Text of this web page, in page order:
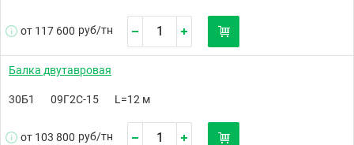
от 117 600 руб/тн
Балка двутавровая
30Б1 09Г2С-15 L=12 м
от 103 800 руб/тн